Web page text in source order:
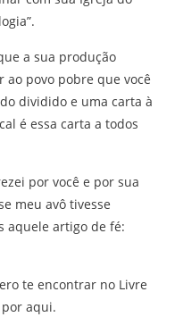
a sua produção
ao povo pobre que você
dividido e uma carta à
é essa carta a todos
por você e por sua
meu avô tivesse
aquele artigo de fé:
te encontrar no Livre
aqui.